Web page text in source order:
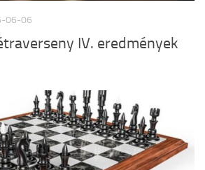
06-06
IV. eredmények